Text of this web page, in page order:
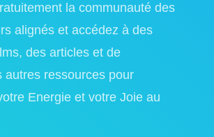
la communauté des
alignés et accédez à des
des articles et de
autres ressources pour
Energie et votre Joie au